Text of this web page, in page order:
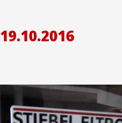
19.10.2016